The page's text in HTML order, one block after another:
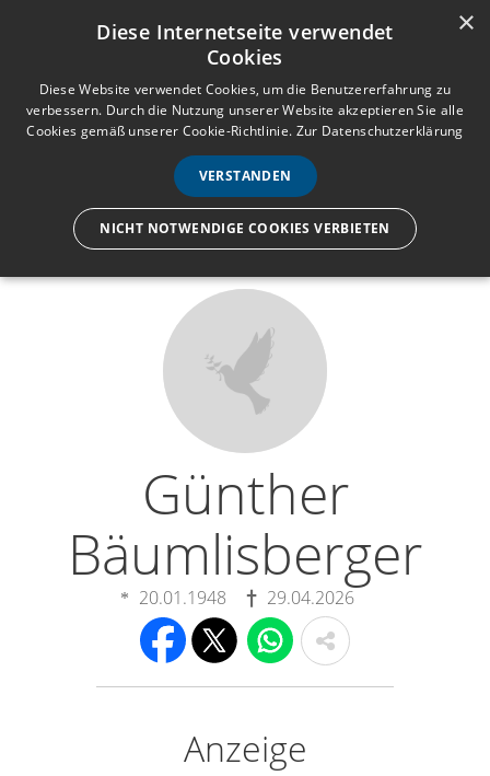
Anmelden Registrieren
e
n
ü
Wir lassen nur die Hand los,
Günther
Bäumlisberger
20.01.1948 29.04.2026
Anzeige
×
Diese Internetseite verwendet
Cookies
Diese Website verwendet Cookies, um die Benutzererfahrung zu
verbessern. Durch die Nutzung unserer Website akzeptieren Sie alle
Cookies gemäß unserer Cookie-Richtlinie. Zur Datenschutzerklärung
VERSTANDEN
NICHT NOTWENDIGE COOKIES VERBIETEN